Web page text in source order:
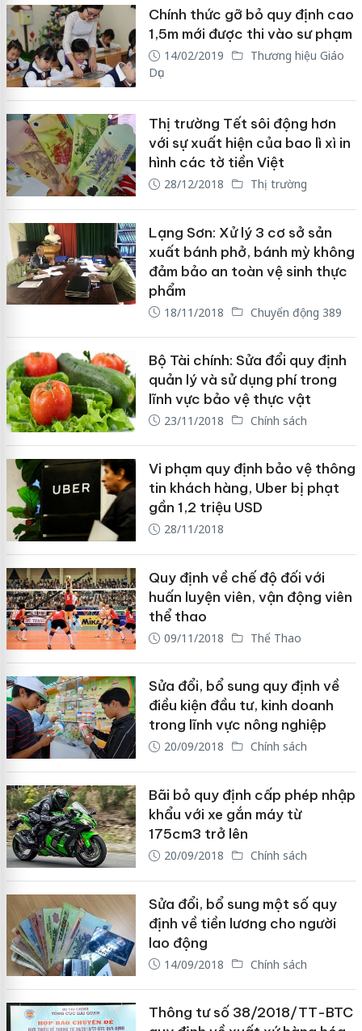
Chính thức gỡ bỏ quy định cao
1,5m mới được thi vào sư phạm
14/02/2019
Thương hiệu Giáo
Dục
Thị trường Tết sôi động hơn
với sự xuất hiện của bao lì xì in
hình các tờ tiền Việt
28/12/2018 Thị trường
Lạng Sơn: Xử lý 3 cơ sở sản
xuất bánh phở, bánh mỳ không
đảm bảo an toàn vệ sinh thực
phẩm
18/11/2018 Chuyển động 389
Bộ Tài chính: Sửa đổi quy định
quản lý và sử dụng phí trong
lĩnh vực bảo vệ thực vật
23/11/2018 Chính sách
Vi phạm quy định bảo vệ thông
tin khách hàng, Uber bị phạt
gần 1,2 triệu USD
28/11/2018
Quy định về chế độ đối với
huấn luyện viên, vận động viên
thể thao
09/11/2018 Thể Thao
Sửa đổi, bổ sung quy định về
điều kiện đầu tư, kinh doanh
trong lĩnh vực nông nghiệp
20/09/2018 Chính sách
Bãi bỏ quy định cấp phép nhập
khẩu với xe gắn máy từ
175cm3 trở lên
20/09/2018 Chính sách
Sửa đổi, bổ sung một số quy
định về tiền lương cho người
lao động
14/09/2018 Chính sách
Thông tư số 38/2018/TT-BTC